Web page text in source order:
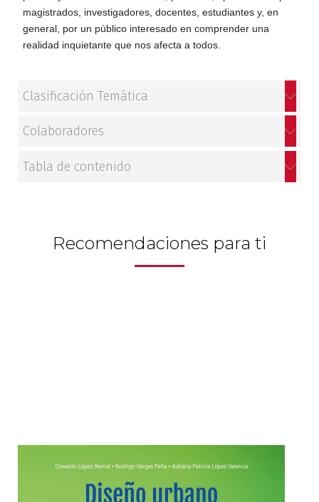
Patrimonio
Política y gobierno
Posconflicto
Psicología
magistrados, investigadores, docentes, estudiantes y, en
general, por un público interesado en comprender una
realidad inquietante que nos afecta a todos.
Clasificación Temática
Colaboradores
Tabla de contenido
Recomendaciones para ti